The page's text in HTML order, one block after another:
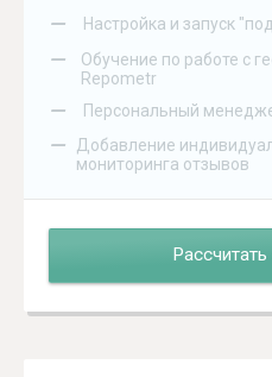
– Настройка и запуск
–
Обучение по работе с
Repometr
– Персональный
–
Добавление
мониторинга отзывов